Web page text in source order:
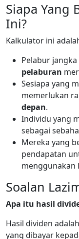
Siapa Yang
Ini?
Kalkulator ini
Pelabur jangka
pelaburan
Sesiapa yang
memerlukan
depan.
Individu yang
sebagai
Mereka yang
pendapatan
menggunakan
Soalan
Apa itu hasil
Hasil dividen adalah
yang dibayar